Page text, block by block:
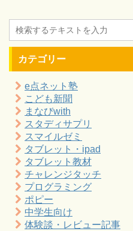
カテゴリー
e点ネット塾
こども新聞
まなびwith
スタディサプリ
スマイルゼミ
タブレット・ipad
タブレット教材
チャレンジタッチ
プログラミング
ポピー
中学生向け
体験談・レビュー記事